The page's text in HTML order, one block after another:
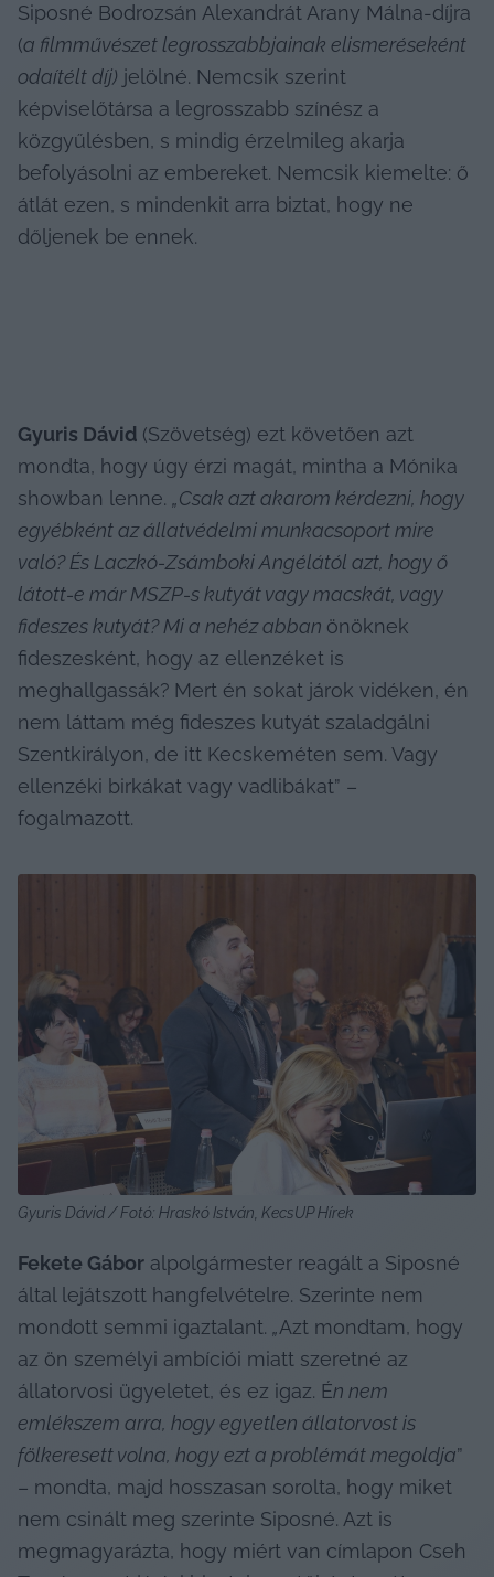
Siposné Bodrozsán Alexandrát Arany Málna-díjra
(a filmművészet legrosszabbjainak elismeréseként
odaítélt díj) jelölné. Nemcsik szerint
képviselőtársa a legrosszabb színész a
közgyűlésben, s mindig érzelmileg akarja
befolyásolni az embereket. Nemcsik kiemelte: ő
átlát ezen, s mindenkit arra biztat, hogy ne
dőljenek be ennek.
Gyuris Dávid (Szövetség) ezt követően azt
mondta, hogy úgy érzi magát, mintha a Mónika
showban lenne. „Csak azt akarom kérdezni, hogy
egyébként az állatvédelmi munkacsoport mire
való? És Laczkó-Zsámboki Angélától azt, hogy ő
látott-e már MSZP-s kutyát vagy macskát, vagy
fideszes kutyát? Mi a nehéz abban önöknek
fideszesként, hogy az ellenzéket is
meghallgassák? Mert én sokat járok vidéken, én
nem láttam még fideszes kutyát szaladgálni
Szentkirályon, de itt Kecskeméten sem. Vagy
ellenzéki birkákat vagy vadlibákat” –
fogalmazott.
Gyuris Dávid / Fotó: Hraskó István, KecsUP Hírek
Fekete Gábor alpolgármester reagált a Siposné
által lejátszott hangfelvételre. Szerinte nem
mondott semmi igaztalant. „Azt mondtam, hogy
az ön személyi ambíciói miatt szeretné az
állatorvosi ügyeletet, és ez igaz. Én nem
emlékszem arra, hogy egyetlen állatorvost is
fölkeresett volna, hogy ezt a problémát megoldja”
– mondta, majd hosszasan sorolta, hogy miket
nem csinált meg szerinte Siposné. Azt is
megmagyarázta, hogy miért van címlapon Cseh